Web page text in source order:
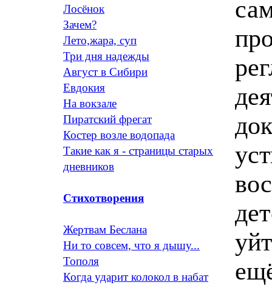
Лосёнок
Зачем?
Лето,жара, суп
Три дня надежды
Август в Сибири
Евдокия
На вокзале
Пиратский фрегат
Костер возле водопада
Такие как я - страницы старых
дневников
Стихотворения
Жертвам Беслана
Ни то совсем, что я дышу...
Тополя
Когда ударит колокол в набат